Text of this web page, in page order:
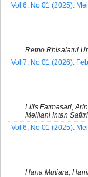
Vol 6, No 01 (2025):
Retno Rhisalatul
Vol 7, No 01 (2026):
Lilis Fatmasari,
Meiliani Intan
Vol 6, No 01 (2025):
Hana Mutiara,